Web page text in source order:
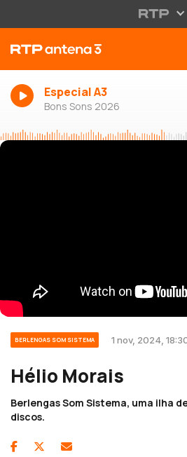
Especial A3
Bons Sons 2026
BERLENGAS SOM SISTEMA 1 nov, 2024,
Hélio Morais
Berlengas Som Sistema, uma ilha
discos.